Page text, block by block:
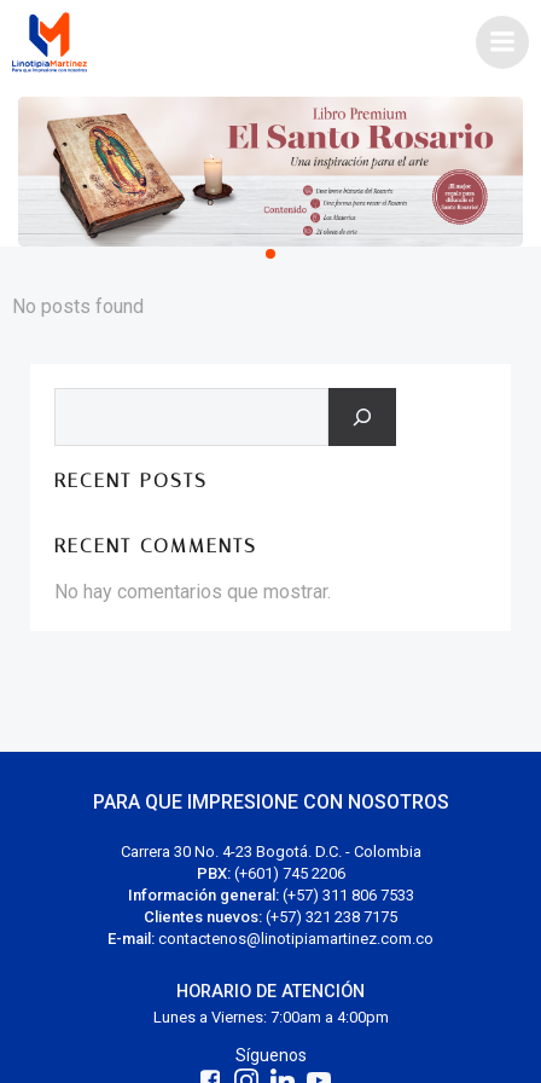
No posts found
RECENT POSTS
RECENT COMMENTS
No hay comentarios que mostrar.
PARA QUE IMPRESIONE CON NOSOTROS
Carrera 30 No. 4-23 Bogotá. D.C. - Colombia
PBX: (+601) 745 2206
Información general:(+57) 311 806 7533
Clientes nuevos: (+57) 321 238 7175
E-mail: contactenos@linotipiamartinez.com.co
HORARIO DE ATENCIÓN
Lunes a Viernes: 7:00am a 4:00pm
Síguenos